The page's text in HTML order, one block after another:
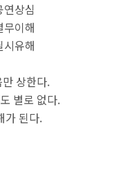
상심
이해
유해
상한다.
별로 없다.
가 된다.